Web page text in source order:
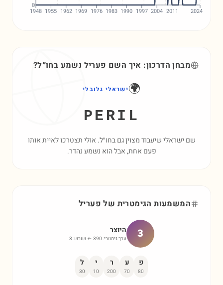
1948 1955 1962 1969 1976 1983 1990 1997 2004 2011 2024
0
מבחן הדרכון: איך השם פעריל נשמע בחו״ל?
🌍ישראלי גלובלי
PERIL
שם ישראלי שיעבוד מצוין גם בחו״ל. אולי תצטרכו לאיית אותו
פעם אחת, אבל הוא נשמע נהדר.
המשמעות הגימטרית של פעריל
3 היוצר
ערך גימטרי: 390 ← שורש: 3
פ
80
ע
70
ר
200
י
10
ל
30